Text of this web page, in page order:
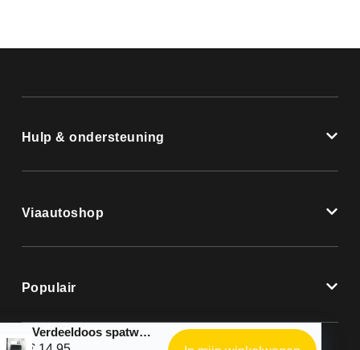
Hulp & ondersteuning
Viaautoshop
Populair
Verdeeldoos spatwaterdicht